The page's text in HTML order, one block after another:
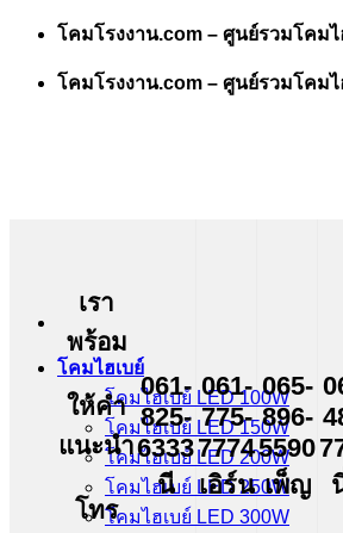
Skip
content
โคมโรงงาน.com – ศูนย์รวมโคมไ
โคมโรงงาน.com – ศูนย์รวมโคมไ
โคมไฮเบย์
โคมไฮเบย์ LED 100W
โคมไฮเบย์ LED 150W
โคมไฮเบย์ LED 200W
โคมไฮเบย์ LED 250W
โคมไฮเบย์ LED 300W
เรา
พร้อม
ให้คำ
แนะนำ
โทร
061-
825-
6333
นี
061-
775-
7774
เอิร์น
065-
896-
5590
เพ็ญ